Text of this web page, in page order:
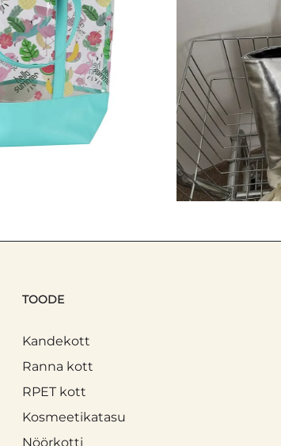
TOODE
Kandekott
Ranna kott
RPET kott
Kosmeetikatasu
Nöörkotti